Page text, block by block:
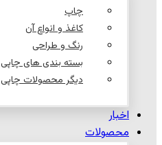
چاپ
کاغذ و انواع آن
رنگ و طراحی
بسته بندی های چاپی
دیگر محصولات چاپی
اخبار
محصولات